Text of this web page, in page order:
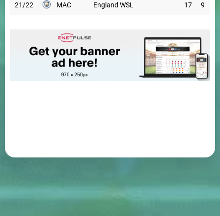
21/22 MAC England WSL 17 9